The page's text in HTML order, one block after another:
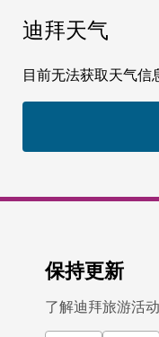
迪拜天气
目前无法获取天气信
保持更新
了解迪拜旅游活